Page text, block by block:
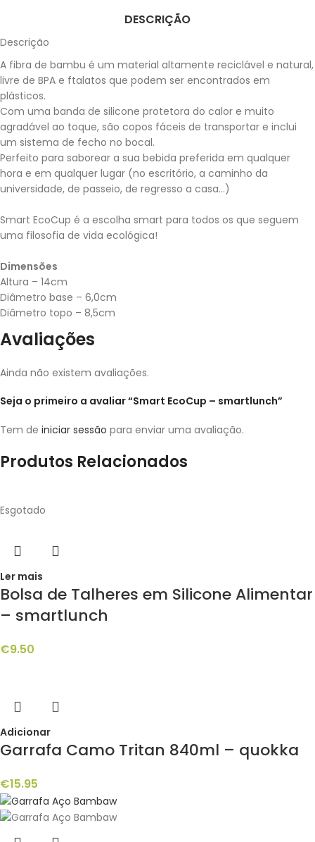
DESCRIÇÃO
Descrição
A fibra de bambu é um material altamente reciclável e natural,
livre de BPA e ftalatos que podem ser encontrados em
plásticos.
Com uma banda de silicone protetora do calor e muito
agradável ao toque, são copos fáceis de transportar e inclui
um sistema de fecho no bocal.
Perfeito para saborear a sua bebida preferida em qualquer
hora e em qualquer lugar (no escritório, a caminho da
universidade, de passeio, de regresso a casa…)
Smart EcoCup é a escolha smart para todos os que seguem
uma filosofia de vida ecológica!
Dimensões
Altura – 14cm
Diâmetro base – 6,0cm
Diâmetro topo – 8,5cm
Avaliações
Ainda não existem avaliações.
Seja o primeiro a avaliar “Smart EcoCup – smartlunch”
Tem de iniciar sessão para enviar uma avaliação.
Produtos Relacionados
Esgotado
Ler mais
Bolsa de Talheres em Silicone Alimentar
– smartlunch
€9.50
Adicionar
Garrafa Camo Tritan 840ml – quokka
€15.95